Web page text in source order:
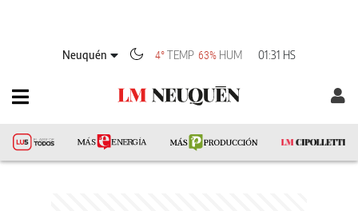
Neuquén 4° TEMP 63% HUM 01:31 HS